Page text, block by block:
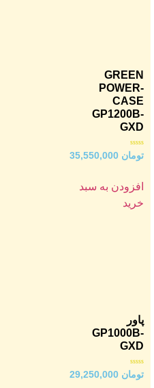
GREEN
POWER-
CASE
GP1200B-
GXD
امتیاز
تومان35,550,000
افزودن به سبد
خرید
پاور
GP1000B-
GXD
امتیاز
تومان29,250,000